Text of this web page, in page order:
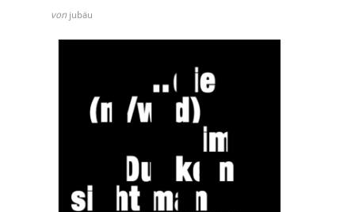
von jubäu